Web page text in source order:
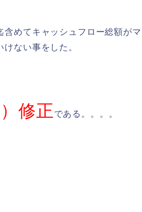
含めてキャッシュフロー総額がマ
ない事をした。
修正 である。。。。